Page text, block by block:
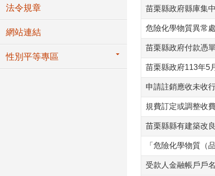
法令規章
網站連結
性別平等專區
苗栗縣政府縣庫集
危險化學物質異常
苗栗縣政府付款憑
苗栗縣政府113年5
申請註銷應收未收
規費訂定或調整收
苗栗縣縣有建築改
「危險化學物質（
受款人金融帳戶戶